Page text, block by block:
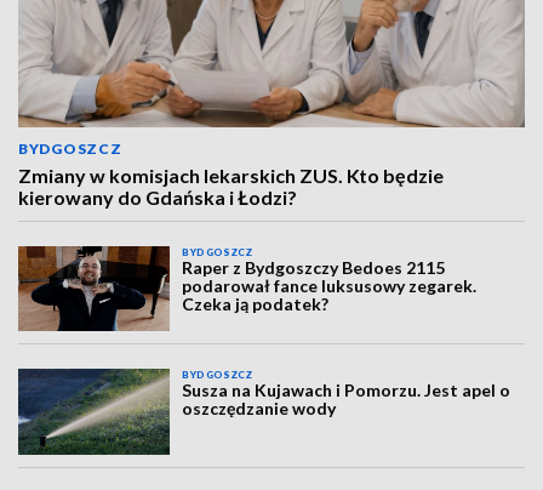
BYDGOSZCZ
Zmiany w komisjach lekarskich ZUS. Kto będzie
kierowany do Gdańska i Łodzi?
BYDGOSZCZ
Raper z Bydgoszczy Bedoes 2115
podarował fance luksusowy zegarek.
Czeka ją podatek?
BYDGOSZCZ
Susza na Kujawach i Pomorzu. Jest apel o
oszczędzanie wody